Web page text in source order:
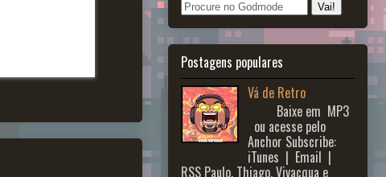
Postagens populares
Vá de Retro
Baixe em MP3
ou acesse pelo
Anchor Subscribe:
iTunes | Email |
RSS Paulo, Thiago, Vivacqua e